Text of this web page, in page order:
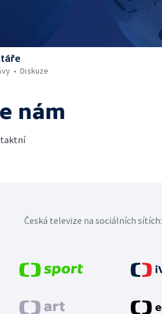
Diskuze
nám
Česká televize na sociálních sítích: